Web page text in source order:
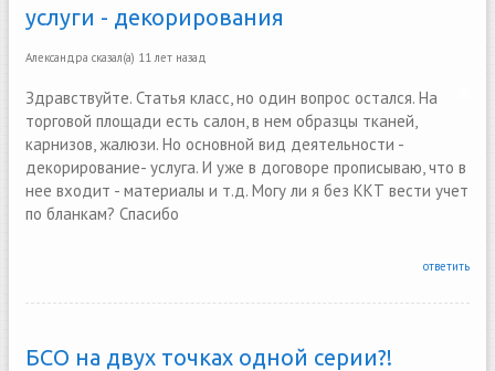
услуги - декорирования
Александра сказал(а) 11 лет назад
Здравствуйте. Статья класс, но один вопрос остался. На
торговой площади есть салон, в нем образцы тканей,
карнизов, жалюзи. Но основной вид деятельности -
декорирование- услуга. И уже в договоре прописываю, что в
нее входит - материалы и т.д. Могу ли я без ККТ вести учет
по бланкам? Спасибо
ответить
БСО на двух точках одной серии?!